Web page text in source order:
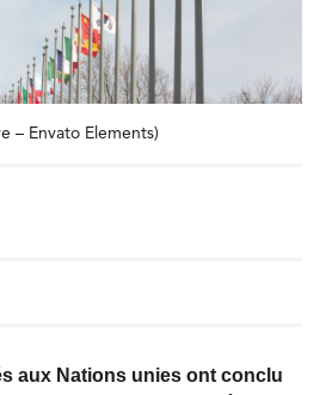
– Envato Elements)
aux Nations unies ont conclu